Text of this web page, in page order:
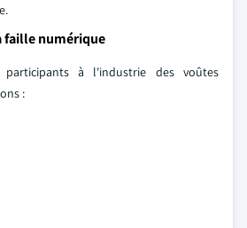
faille numérique
participants à l'industrie des voûtes
: